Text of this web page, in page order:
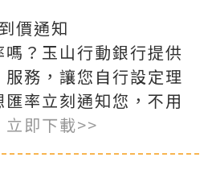
價通知
？玉山行動銀行提供
服務，讓您自行設定理
率立刻通知您，不用
立即下載>>